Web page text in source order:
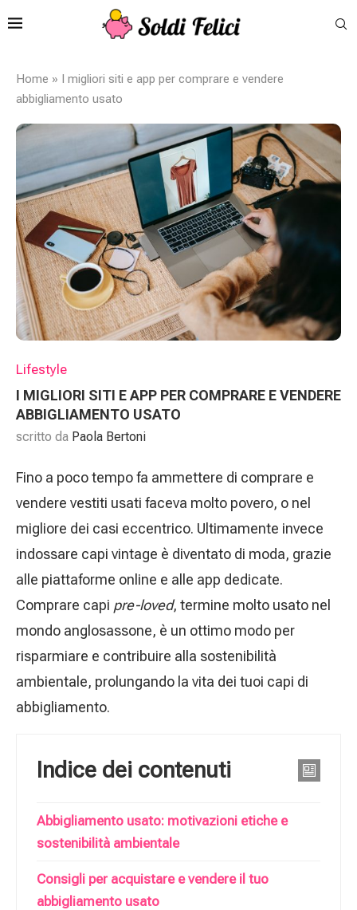
Home » I migliori siti e app per comprare e vendere
abbigliamento usato
Lifestyle
I MIGLIORI SITI E APP PER COMPRARE E VENDERE
ABBIGLIAMENTO USATO
scritto da Paola Bertoni
Fino a poco tempo fa ammettere di comprare e
vendere vestiti usati faceva molto povero, o nel
migliore dei casi eccentrico. Ultimamente invece
indossare capi vintage è diventato di moda, grazie
alle piattaforme online e alle app dedicate.
Comprare capi pre-loved, termine molto usato nel
mondo anglosassone, è un ottimo modo per
risparmiare e contribuire alla sostenibilità
ambientale, prolungando la vita dei tuoi capi di
abbigliamento.
Indice dei contenuti
Abbigliamento usato: motivazioni etiche e
sostenibilità ambientale
Consigli per acquistare e vendere il tuo
abbigliamento usato